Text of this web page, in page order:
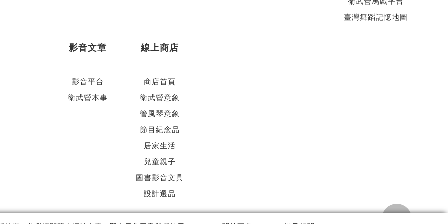
臺灣舞蹈記憶地圖
影音文章
影音平台
衛武營本事
線上商店
商店首頁
衛武營意象
管風琴意象
節目紀念品
居家生活
兒童親子
圖書影音文具
設計選品